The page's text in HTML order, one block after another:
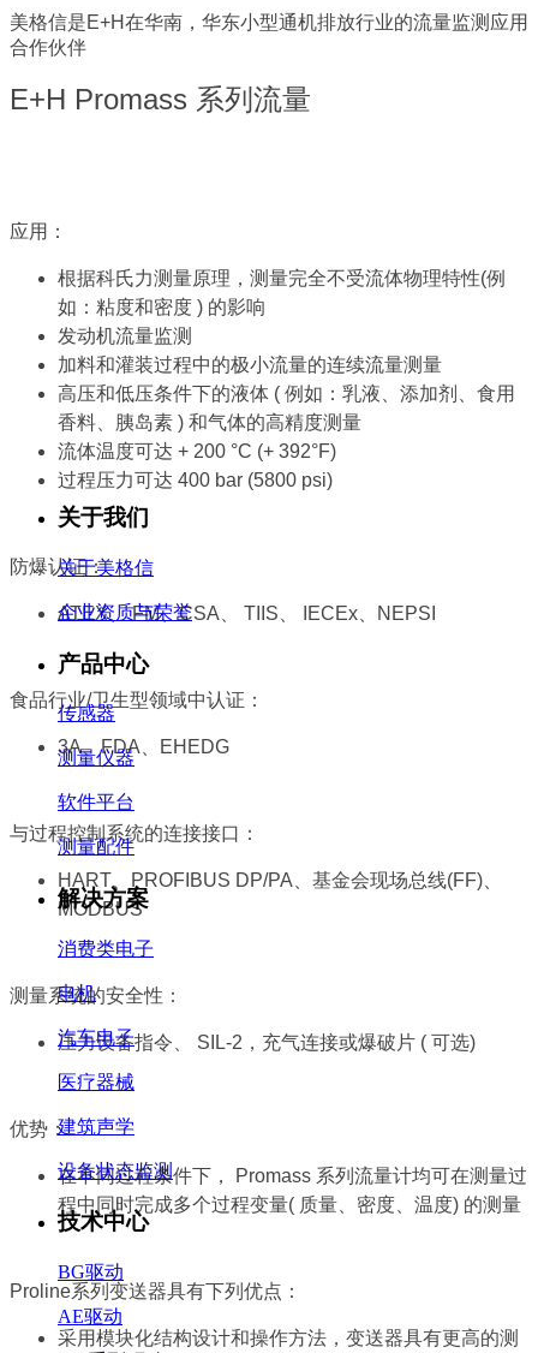
美格信是E+H在华南，华东小型通机排放行业的流量监测应用
合作伙伴
E+H Promass 系列流量
应用：
根据科氏力测量原理，测量完全不受流体物理特性(例
如：粘度和密度 ) 的影响
发动机流量监测
加料和灌装过程中的极小流量的连续流量测量
高压和低压条件下的液体 ( 例如：乳液、添加剂、 食用
香料、胰岛素 ) 和气体的高精度测量
流体温度可达 + 200 °C (+ 392°F)
过程压力可达 400 bar (5800 psi)
防爆认证：
ATEX、 FM、CSA、 TIIS、 IECEx、NEPSI
食品行业/卫生型领域中认证：
3A、FDA、EHEDG
与过程控制系统的连接接口：
HART、PROFIBUS DP/PA、基金会现场总线(FF)、
MODBUS
测量系统的安全性：
压力设备指令、 SIL-2， 充气连接或爆破片 ( 可选)
优势：
在不同过程条件下， Promass 系列流量计均可在测量过
程中同时完成多个过程变量( 质量、密度、温度) 的测量
Proline系列变送器具有下列优点：
采用模块化结构设计和操作方法，变送器具有更高的测
关于我们
关于美格信
企业资质与荣誉
产品中心
传感器
测量仪器
软件平台
测量配件
解决方案
消费类电子
电机
汽车电子
医疗器械
建筑声学
设备状态监测
技术中心
BG驱动
AE驱动